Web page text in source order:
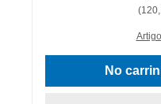
No